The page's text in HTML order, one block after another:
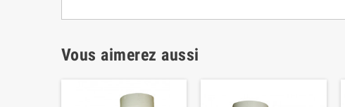
Vous aimerez aussi